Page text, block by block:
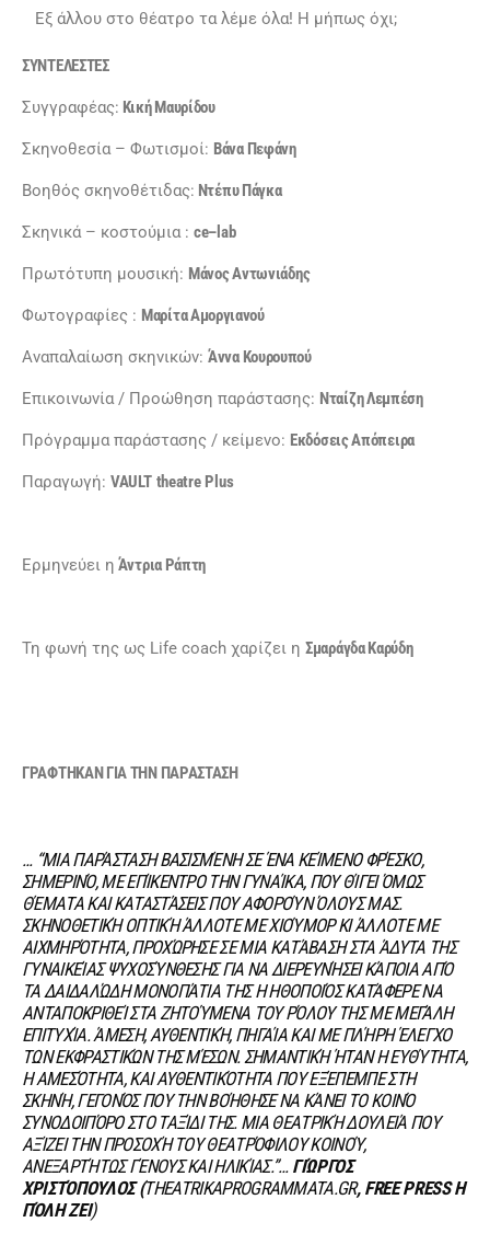
Εξ άλλου στο θέατρο τα λέμε όλα! Η μήπως όχι;
ΣΥΝΤΕΛΕΣΤΕΣ
Συγγραφέας: Κική Μαυρίδου
Σκηνοθεσία – Φωτισμοί: Βάνα Πεφάνη
Βοηθός σκηνοθέτιδας: Ντέπυ Πάγκα
Σκηνικά – κοστούμια : ce– lab
Πρωτότυπη μουσική: Μάνος Αντωνιάδης
Φωτογραφίες : Μαρίτα Αμοργιανού
Αναπαλαίωση σκηνικών: Άννα Κουρουπού
Επικοινωνία / Προώθηση παράστασης: Νταίζη Λεμπέση
Πρόγραμμα παράστασης / κείμενο: Εκδόσεις Απόπειρα
Παραγωγή: VAULT theatre Plus
Ερμηνεύει η Άντρια Ράπτη
Τη φωνή της ως Life coach χαρίζει η Σμαράγδα Καρύδη
ΓΡΑΦΤΗΚΑΝ ΓΙΑ ΤΗΝ ΠΑΡΑΣΤΑΣΗ
… “ΜΙΑ ΠΑΡΆΣΤΑΣΗ ΒΑΣΙΣΜΈΝΗ ΣΕ ΈΝΑ ΚΕΊΜΕΝΟ ΦΡΈΣΚΟ,
ΣΗΜΕΡΙΝΌ, ΜΕ ΕΠΊΚΕΝΤΡΟ ΤΗΝ ΓΥΝΑΊΚΑ, ΠΟΥ ΘΊΓΕΙ ΌΜΩΣ
ΘΈΜΑΤΑ ΚΑΙ ΚΑΤΑΣΤΆΣΕΙΣ ΠΟΥ ΑΦΟΡΟΎΝ ΌΛΟΥΣ ΜΑΣ.
ΣΚΗΝΟΘΕΤΙΚΉ ΟΠΤΙΚΉ ΆΛΛΟΤΕ ΜΕ ΧΙΟΎΜΟΡ ΚΙ ΆΛΛΟΤΕ ΜΕ
ΑΙΧΜΗΡΌΤΗΤΑ, ΠΡΟΧΏΡΗΣΕ ΣΕ ΜΙΑ ΚΑΤΆΒΑΣΗ ΣΤΑ ΆΔΥΤΑ ΤΗΣ
ΓΥΝΑΙΚΕΊΑΣ ΨΥΧΟΣΎΝΘΕΣΗΣ ΓΙΑ ΝΑ ΔΙΕΡΕΥΝΉΣΕΙ ΚΆΠΟΙΑ ΑΠΌ
ΤΑ ΔΑΙΔΑΛΏΔΗ ΜΟΝΟΠΆΤΙΑ ΤΗΣ Η ΗΘΟΠΟΙΌΣ ΚΑΤΆΦΕΡΕ ΝΑ
ΑΝΤΑΠΟΚΡΙΘΕΊ ΣΤΑ ΖΗΤΟΎΜΕΝΑ ΤΟΥ ΡΌΛΟΥ ΤΗΣ ΜΕ ΜΕΓΆΛΗ
ΕΠΙΤΥΧΊΑ. ΆΜΕΣΗ, ΑΥΘΕΝΤΙΚΉ, ΠΗΓΑΊΑ ΚΑΙ ΜΕ ΠΛΉΡΗ ΈΛΕΓΧΟ
ΤΩΝ ΕΚΦΡΑΣΤΙΚΏΝ ΤΗΣ ΜΈΣΩΝ. ΣΗΜΑΝΤΙΚΉ ΉΤΑΝ Η ΕΥΘΎΤΗΤΑ,
Η ΑΜΕΣΌΤΗΤΑ, ΚΑΙ ΑΥΘΕΝΤΙΚΌΤΗΤΑ ΠΟΥ ΕΞΈΠΕΜΠΕ ΣΤΗ
ΣΚΗΝΉ, ΓΕΓΟΝΌΣ ΠΟΥ ΤΗΝ ΒΟΉΘΗΣΕ ΝΑ ΚΆΝΕΙ ΤΟ ΚΟΙΝΌ
ΣΥΝΟΔΟΙΠΌΡΟ ΣΤΟ ΤΑΞΊΔΙ ΤΗΣ. ΜΙΑ ΘΕΑΤΡΙΚΉ ΔΟΥΛΕΙΆ ΠΟΥ
ΑΞΊΖΕΙ ΤΗΝ ΠΡΟΣΟΧΉ ΤΟΥ ΘΕΑΤΡΌΦΙΛΟΥ ΚΟΙΝΟΎ,
ΑΝΕΞΑΡΤΉΤΩΣ ΓΈΝΟΥΣ ΚΑΙ ΗΛΙΚΊΑΣ.”… ΓΙΏΡΓΟΣ
ΧΡΙΣΤΌΠΟΥΛΟΣ (THEATRIKAPROGRAMMATA.GR, FREE PRESS Η
ΠΌΛΗ ΖΕΙ)